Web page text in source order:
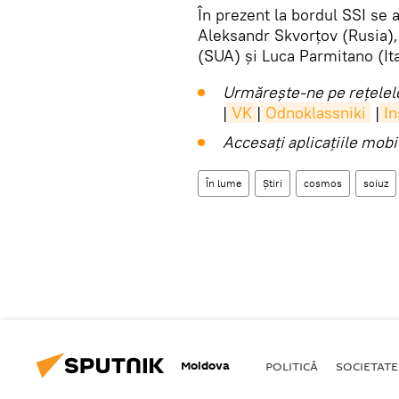
În prezent la bordul SSI se
Aleksandr Skvorțov
(SUA) și Luca Parmitano
Urmărește-ne pe
| VK | Odnoklassniki |
Accesaţi aplicaţiile
În lume Știri cosmos soiuz
Moldova POLITICĂ SOCIETATE